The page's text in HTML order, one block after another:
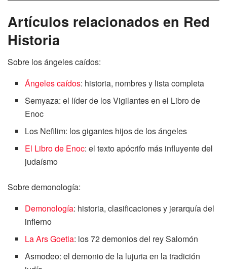
Artículos relacionados en Red
Historia
Sobre los ángeles caídos:
Ángeles caídos: historia, nombres y lista completa
Semyaza: el líder de los Vigilantes en el Libro de
Enoc
Los Nefilim: los gigantes hijos de los ángeles
El Libro de Enoc: el texto apócrifo más influyente del
judaísmo
Sobre demonología:
Demonología: historia, clasificaciones y jerarquía del
infierno
La Ars Goetia: los 72 demonios del rey Salomón
Asmodeo: el demonio de la lujuria en la tradición